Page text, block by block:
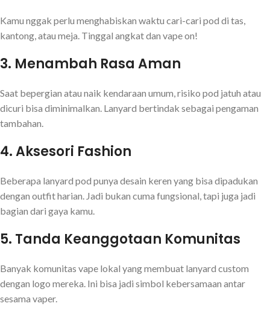
Kamu nggak perlu menghabiskan waktu cari-cari pod di tas,
kantong, atau meja. Tinggal angkat dan vape on!
3. Menambah Rasa Aman
Saat bepergian atau naik kendaraan umum, risiko pod jatuh atau
dicuri bisa diminimalkan. Lanyard bertindak sebagai pengaman
tambahan.
4.Aksesori Fashion
Beberapa lanyard pod punya desain keren yang bisa dipadukan
dengan outfit harian. Jadi bukan cuma fungsional, tapi juga jadi
bagian dari gaya kamu.
5. Tanda Keanggotaan Komunitas
Banyak komunitas vape lokal yang membuat lanyard custom
dengan logo mereka. Ini bisa jadi simbol kebersamaan antar
sesama vaper.